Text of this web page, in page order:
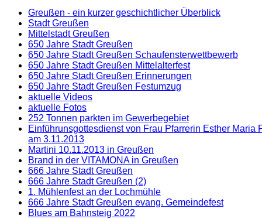
Greußen - ein kurzer geschichtlicher Überblick
Stadt Greußen
Mittelstadt Greußen
650 Jahre Stadt Greußen
650 Jahre Stadt Greußen Schaufensterwettbewerb
650 Jahre Stadt Greußen Mittelalterfest
650 Jahre Stadt Greußen Erinnerungen
650 Jahre Stadt Greußen Festumzug
aktuelle Videos
aktuelle Fotos
252 Tonnen parkten im Gewerbegebiet
Einführunsgottesdienst von Frau Pfarrerin Esther Maria
am 3.11.2013
Martini 10.11.2013 in Greußen
Brand in der VITAMONA in Greußen
666 Jahre Stadt Greußen
666 Jahre Stadt Greußen (2)
1. Mühlenfest an der Lochmühle
666 Jahre Stadt Greußen evang. Gemeindefest
Blues am Bahnsteig 2022